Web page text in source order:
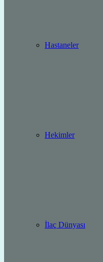
Hastaneler
Hekimler
İlaç Dünyası